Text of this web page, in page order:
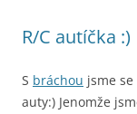
R/C autíčka :)
S bráchou jsme
auty:) Jenomže